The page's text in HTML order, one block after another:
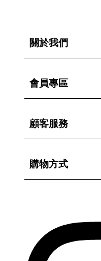
關於我們
會員專區
顧客服務
購物方式